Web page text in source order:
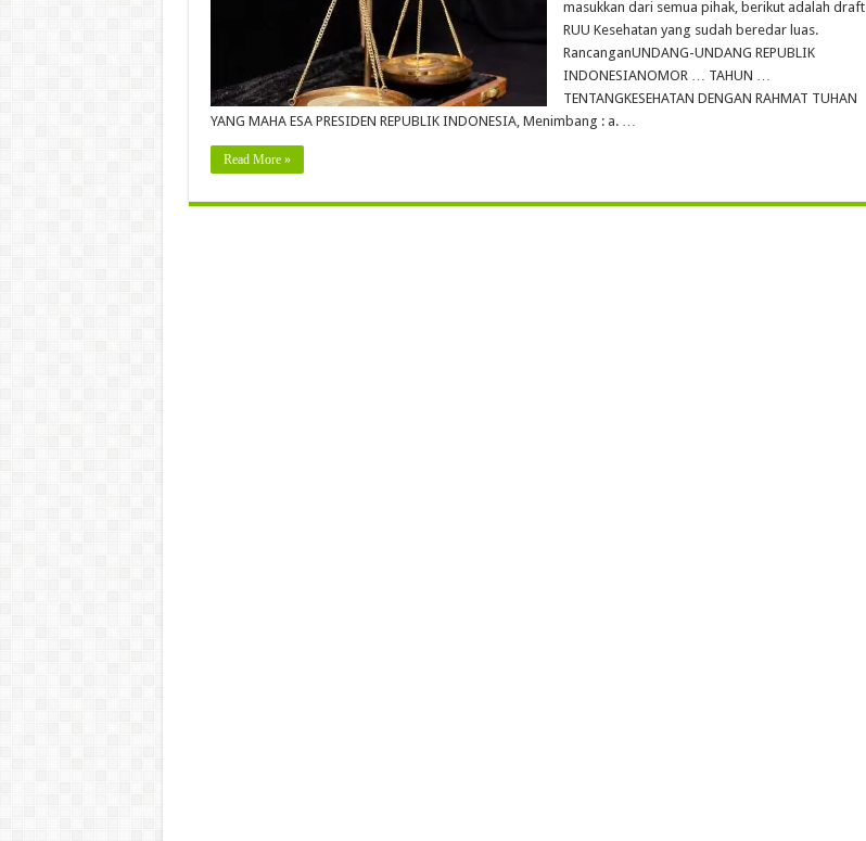
masukkan dari semua pihak, berikut adalah draft
RUU Kesehatan yang sudah beredar luas.
RancanganUNDANG-UNDANG REPUBLIK
INDONESIANOMOR … TAHUN …
TENTANGKESEHATAN DENGAN RAHMAT TUHAN
YANG MAHA ESA PRESIDEN REPUBLIK INDONESIA, Menimbang : a. …
Read More »